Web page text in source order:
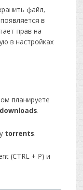
файл,
в
прав на
в настройках
планируете
downloads.
torrents.
(CTRL + P) и